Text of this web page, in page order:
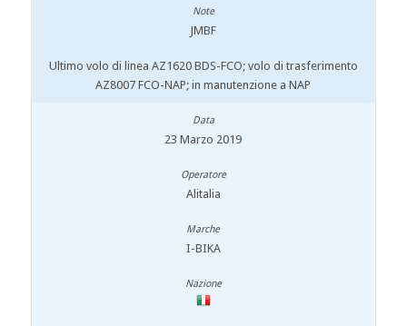
JMBF
Ultimo volo di linea AZ1620 BDS-FCO; volo di trasferimento
AZ8007 FCO-NAP; in manutenzione a NAP
23 Marzo 2019
Alitalia
I-BIKA